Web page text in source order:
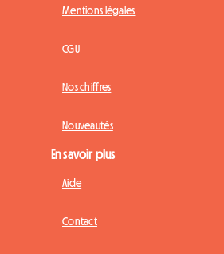
Mentions légales
CGU
Nos chiffres
Nouveautés
En savoir plus
Aide
Contact